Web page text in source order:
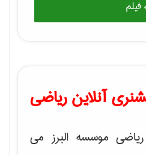
آنلاین ریاضی
موسسه البرز می